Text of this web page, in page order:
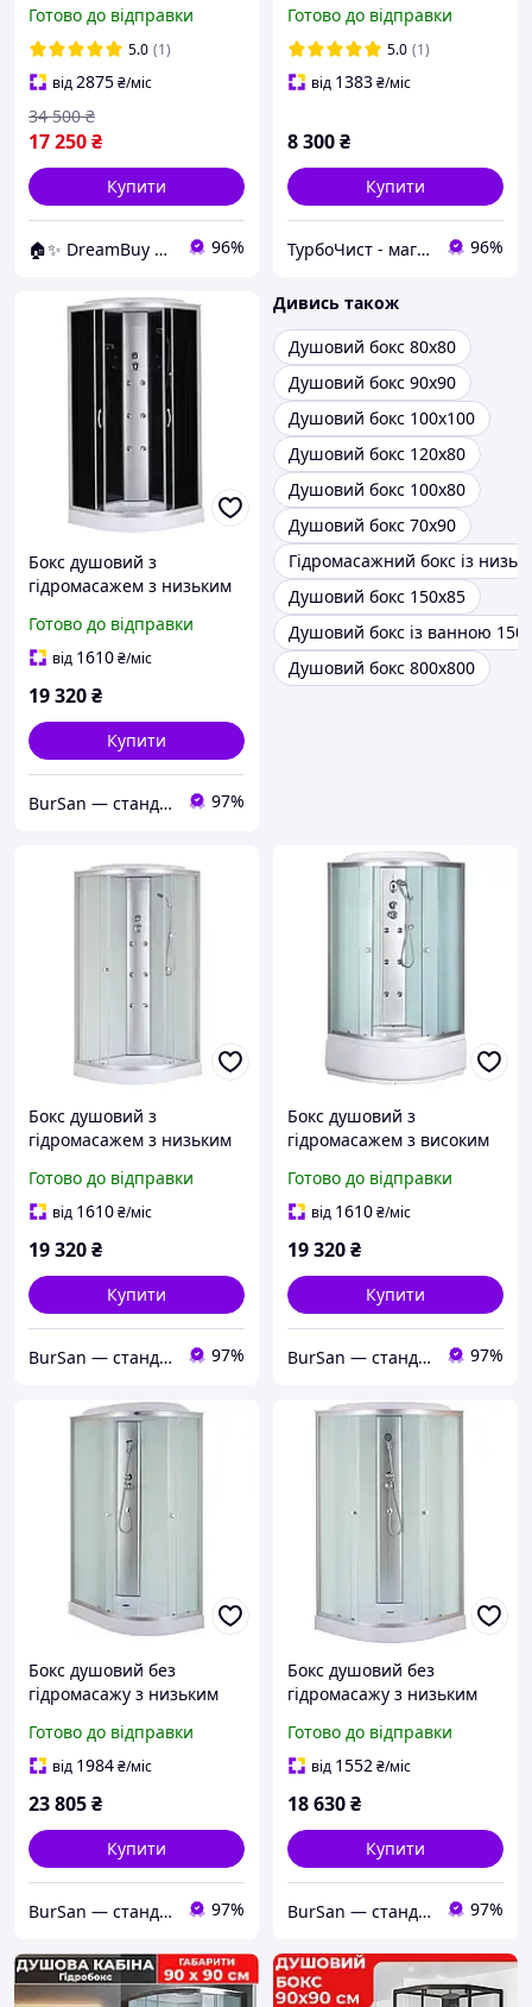
Готово до відправки
5.0 (1)
від2875₴/міс
17 250₴
34 500 ₴
Купити
🏠✨ DreamBuy ✨🏠 96%
візерунком 6 мм, чорний
профіль
Готово до відправки
5.0 (1)
від 1383₴/міс
8 300₴
Купити
ТурбоЧист - магазин сантехніки 96%
Бокс душовий з
гідромасажем з низьким
SBH02-90x90x215-GR
SATIN сіре тоноване скло
Готово до відправки
від 1610₴/міс
19 320₴
Купити
BurSan — стандарт сучасної сантехніки 97%
Дивись також
Душовий бокс 80х80
Душовий бокс 90х90
Душовий бокс 100х100
Душовий бокс 120х80
Душовий бокс 100х80
Душовий бокс 70х90
Гідромасажний бокс із
Душовий бокс 150х85
Душовий бокс із ванною
Душовий бокс 800х800
Бокс душовий з
гідромасажем з низьким
SBH02-90x90x215-FB
SATIN матове скло 4мм
Готово до відправки
від 1610₴/міс
19 320₴
Купити
BurSan — стандарт сучасної сантехніки 97%
Бокс душовий з
гідромасажем з високим
SBH01-90x90x215-FB
SATIN матове скло 4мм
Готово до відправки
від 1610₴/міс
19 320₴
Купити
BurSan — стандарт сучасної сантехніки 97%
Бокс душовий без
гідромасажу з низьким
SB02-120x80x215-L-FB
SATIN матове скло 4мм
Готово до відправки
від 1984₴/міс
23 805₴
Купити
BurSan — стандарт сучасної сантехніки 97%
Бокс душовий без
гідромасажу з низьким
SB02-90x90x215-FB SATIN
матове скло 4мм (MI6886)
Готово до відправки
від 1552₴/міс
18 630₴
Купити
BurSan — стандарт сучасної сантехніки 97%